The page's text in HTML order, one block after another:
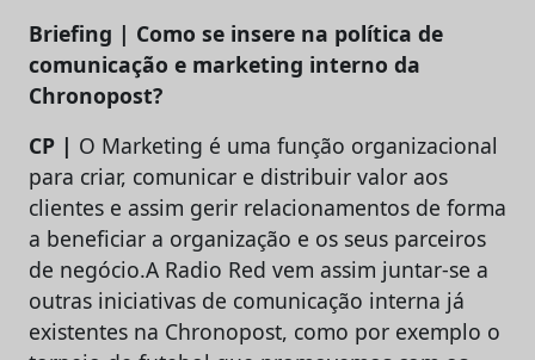
Briefing | Como se insere na política de
comunicação e marketing interno da
Chronopost?
CP | O Marketing é uma função organizacional
para criar, comunicar e distribuir valor aos
clientes e assim gerir relacionamentos de forma
a beneficiar a organização e os seus parceiros
de negócio.A Radio Red vem assim juntar-se a
outras iniciativas de comunicação interna já
existentes na Chronopost, como por exemplo o